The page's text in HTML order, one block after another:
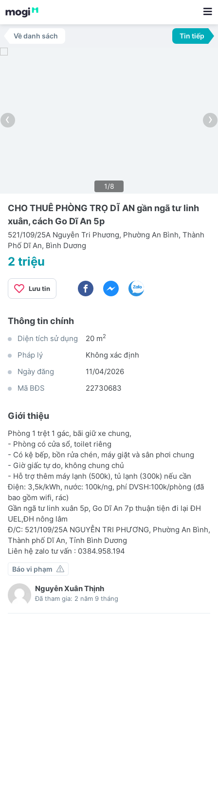
Về danh sách Tin tiếp
‹ ›
1/8
CHO THUÊ PHÒNG TRỌ DĨ AN gần ngã tư linh
xuân, cách Go Dĩ An 5p
521/109/25A Nguyễn Tri Phương, Phường An Bình, Thành
Phố Dĩ An, Bình Dương
2 triệu
Lưu tin
Thông tin chính
Diện tích sử dụng 20 m2
Pháp lý
Không xác định
Ngày đăng
11/04/2026
Mã BĐS
22730683
Giới thiệu
Phòng 1 trệt 1 gác, bãi giữ xe chung,
- Phòng có cửa sổ, toilet riêng
- Có kệ bếp, bồn rửa chén, máy giặt và sân phơi chung
- Giờ giấc tự do, không chung chủ
- Hỗ trợ thêm máy lạnh (500k), tủ lạnh (300k) nếu cần
Điện: 3,5k/kWh, nước: 100k/ng, phí DVSH:100k/phòng (đã
bao gồm wifi, rác)
Gần ngã tư linh xuân 5p, Go Dĩ An 7p thuận tiện đi lại ĐH
UEL,ĐH nông lâm
Đ/C: 521/109/25A NGUYỄN TRI PHƯƠNG, Phường An Bình,
Thành phố Dĩ An, Tỉnh Bình Dương
Liên hệ zalo tư vấn : 0384.958.194
Báo vi phạm
Nguyễn Xuân Thịnh
Đã tham gia: 2 năm 9 tháng